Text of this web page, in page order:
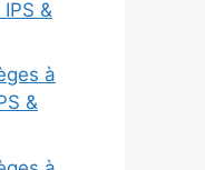
&
à
&